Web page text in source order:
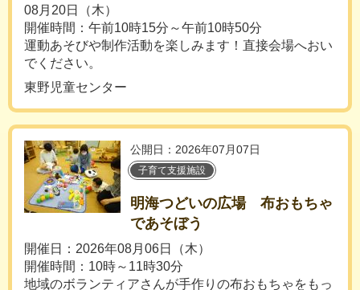
08月20日（木）
開催時間：午前10時15分～午前10時50分
運動あそびや制作活動を楽しみます！直接会場へおい
でください。
東野児童センター
公開日：2026年07月07日
子育て支援施設
明海つどいの広場 布おもちゃ
であそぼう
開催日：2026年08月06日（木）
開催時間：10時～11時30分
地域のボランティアさんが手作りの布おもちゃをもっ